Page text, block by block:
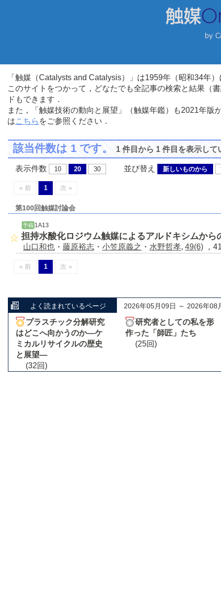
「触媒（Catalysts and Catalysis）」は1959年（昭和34年
このサイトをつかって，どなたでも全記事の検索と結果（
ドもできます．
また，「触媒技術の動向と展望」（触媒年鑑）も2021年
はこちら をご参照ください．
該当件数は 1 です。1 件目から 1 件目を表示して
表示件数 10 20 30 並び替え 新しいものから
« 前 1 次 »
第100回触媒討論会
予稿 1A13
担持水酸化ロジウム触媒によるアルドキシムから
山口和也 ・ 藤原裕志 ・ 小笠原義之 ・ 水野哲孝, 49(6) ，
« 前 1 次 »
よく読まれているページ 2026年05月09日 ～ 2026年08
プラスチック分解研究
はどこへ向かうのか―ケ
ミカルリサイクルの歴史
と展望―
(32回)
研究者としての私を形
作った「師匠」たち
(25回)